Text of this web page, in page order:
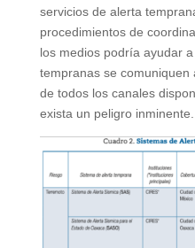
servicios de alerta
procedimientos de
los medios podría ayudar
tempranas se
de todos los canales
exista un peligro inminente.